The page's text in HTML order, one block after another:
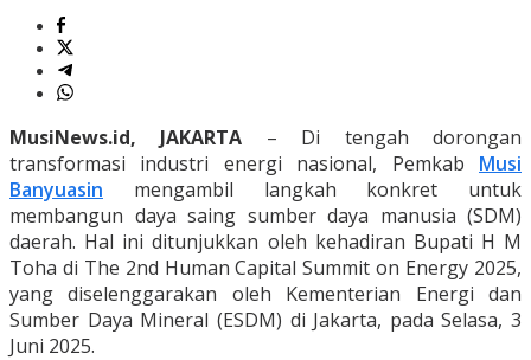
MusiNews.id, JAKARTA – Di tengah dorongan
transformasi industri energi nasional, Pemkab Musi
Banyuasin mengambil langkah konkret untuk
membangun daya saing sumber daya manusia (SDM)
daerah. Hal ini ditunjukkan oleh kehadiran Bupati H M
Toha di The 2nd Human Capital Summit on Energy 2025,
yang diselenggarakan oleh Kementerian Energi dan
Sumber Daya Mineral (ESDM) di Jakarta, pada Selasa, 3
Juni 2025.